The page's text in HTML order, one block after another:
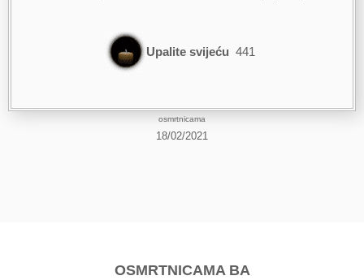
Upalite svijeću 441
osmrtnicama
18/02/2021
OSMRTNICAMA BA